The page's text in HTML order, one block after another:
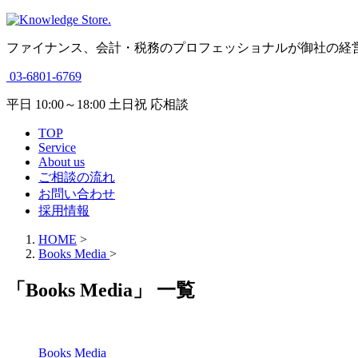
ファイナンス、会計・税務のプロフェッショナルが御社の経
03-6801-6769
平日 10:00～18:00 土日祝 応相談
TOP
Service
About us
ご相談の流れ
お問い合わせ
採用情報
HOME >
Books Media >
「Books Media」 一覧
Books Media